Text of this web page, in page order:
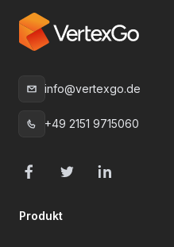
E-Mail:
info@vertexgo.de
Telefon:
+49 2151 9715060
FacebookTwitter LinkedIn
Produkt